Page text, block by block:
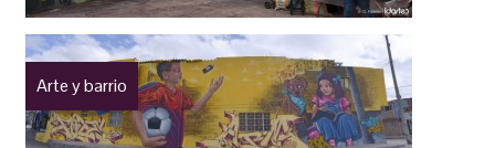
Arte y barrio